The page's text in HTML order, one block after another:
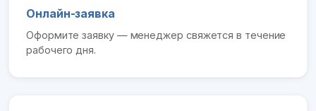
Онлайн-заявка
Оформите заявку — менеджер свяжется в течение
рабочего дня.